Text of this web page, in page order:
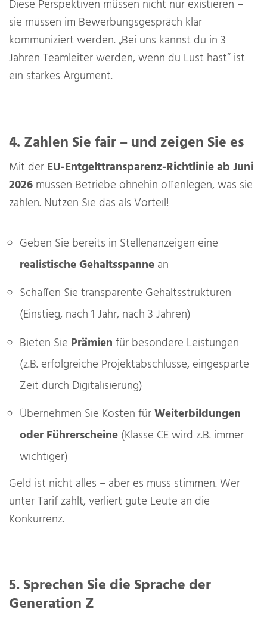
Diese Perspektiven müssen nicht nur existieren –
sie müssen im Bewerbungsgespräch klar
kommuniziert werden. „Bei uns kannst du in 3
Jahren Teamleiter werden, wenn du Lust hast“ ist
ein starkes Argument.
4. Zahlen Sie fair – und zeigen Sie es
Mit der EU-Entgelttransparenz-Richtlinie ab Juni
2026 müssen Betriebe ohnehin offenlegen, was sie
zahlen. Nutzen Sie das als Vorteil!
Geben Sie bereits in Stellenanzeigen eine
realistische Gehaltsspanne an
Schaffen Sie transparente Gehaltsstrukturen
(Einstieg, nach 1 Jahr, nach 3 Jahren)
Bieten Sie Prämien für besondere Leistungen
(z.B. erfolgreiche Projektabschlüsse, eingesparte
Zeit durch Digitalisierung)
Übernehmen Sie Kosten fürWeiterbildungen
oder Führerscheine (Klasse CE wird z.B. immer
wichtiger)
Geld ist nicht alles – aber es muss stimmen. Wer
unter Tarif zahlt, verliert gute Leute an die
Konkurrenz.
5. Sprechen Sie die Sprache der
Generation Z